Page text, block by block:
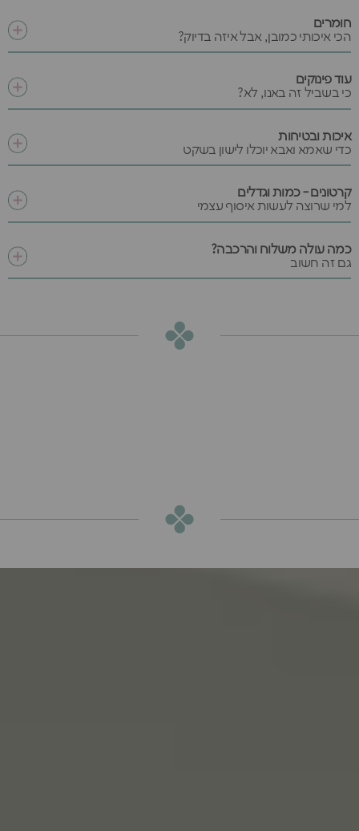
חומרים
הכי איכותי כמובן, אבל איזה בדיוק?
עוד פינוקים
כי בשביל זה באנו, לא?
איכות ובטיחות
כדי שאמא ואבא יוכלו לישון בשקט
קרטונים - כמות וגדלים
למי שרוצה לעשות איסוף עצמי
כמה עולה משלוח והרכבה?
גם זה חשוב